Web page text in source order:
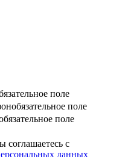
поле
обязательное поле
поле
с
данных